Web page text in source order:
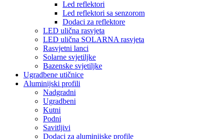
Led reflektori
Led reflektori sa senzorom
Dodaci za reflektore
LED ulična rasvjeta
LED ulična SOLARNA rasvjeta
Rasvjetni lanci
Solarne svjetiljke
Bazenske svjetiljke
Ugradbene utičnice
Aluminijski profili
Nadgradni
Ugradbeni
Kutni
Podni
Savitljivi
Dodaci za aluminijske profile